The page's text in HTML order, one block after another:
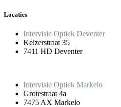
Locaties
Intervisie Optiek Deventer
Keizerstraat 35
7411 HD Deventer
Intervisie Optiek Markelo
Grotestraat 4a
7475 AX Markelo